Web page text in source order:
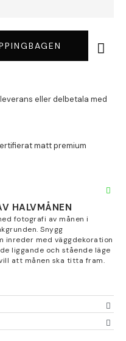
HALVMÅNEN
fotografi av månen i
Snygg
inreder med väggdekoration
liggande och stående läge
att månen ska titta fram.